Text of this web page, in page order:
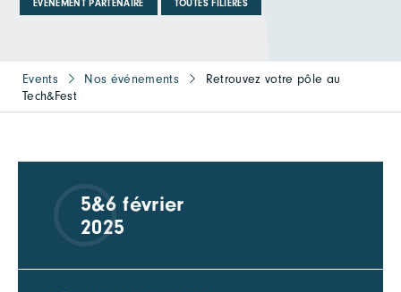
EVÉNEMENT PARTENAIRE TOUTES FILIÈRES
Events Nos événements
Retrouvez votre pôle au
Tech&Fest
5&6 février
2025